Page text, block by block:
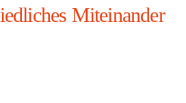
Miteinander